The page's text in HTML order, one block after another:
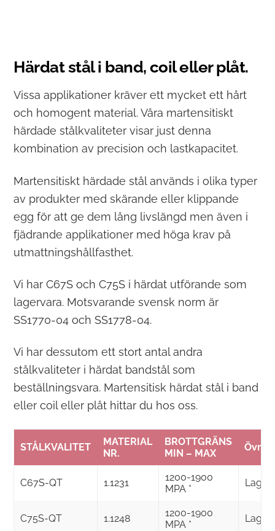
Härdat stål i band, coil eller plåt.
Vissa applikationer kräver ett mycket ett hårt
och homogent material. Våra martensitiskt
härdade stålkvaliteter visar just denna
kombination av precision och lastkapacitet.
Martensitiskt härdade stål används i olika typer
av produkter med skärande eller klippande
egg för att ge dem lång livslängd men även i
fjädrande applikationer med höga krav på
utmattningshållfasthet.
Vi har C67S och C75S i härdat utförande som
lagervara. Motsvarande svensk norm är
SS1770-04 och SS1778-04.
Vi har dessutom ett stort antal andra
stålkvaliteter i härdat bandstål som
beställningsvara. Martensitisk härdat stål i band
eller coil eller plåt hittar du hos oss.
STÅLKVALITET
MATERIAL
NR.
BROTTGRÄNS
MIN – MAX
Övrig
C67S-QT 1.1231
1200-1900
MPA *
C75S-QT 1.1248
1200-1900
MPA *